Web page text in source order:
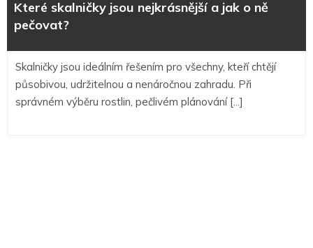
Které skalničky jsou nejkrásnější a jak o ně
pečovat?
Skalničky jsou ideálním řešením pro všechny, kteří chtějí
působivou, udržitelnou a nenáročnou zahradu. Při
správném výběru rostlin, pečlivém plánování [...]